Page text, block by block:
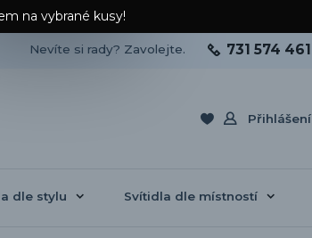
na vybrané kusy!
Přihlášení
Nevíte si rady? Zavolejte. 731 574 461
dle stylu Svítidla dle místností